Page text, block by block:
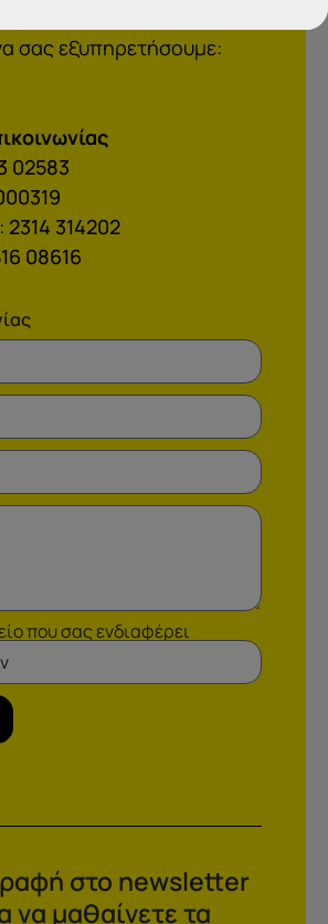
σας εξυπηρετήσουμε:
02583
2314 314202
08616
που σας ενδιαφέρει
στο newsletter
να μαθαίνετε τα